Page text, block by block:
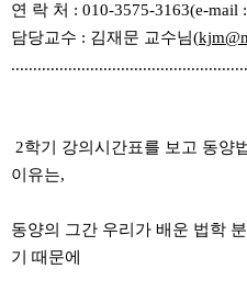
연 락 처 : 010-3575-3163(e-mail :
담당교수 : 김재문 교수님(
2학기 강의시간표를 보고 동양
이유는,
동양의 그간 우리가 배운 법학
기 때문에